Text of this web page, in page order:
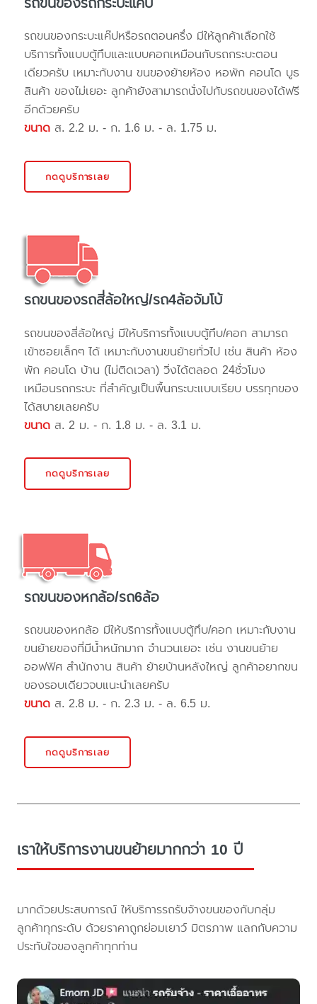
รถขนของกระบะแค๊ปหรือรถตอนครึ่ง มีให้ลูกค้าเลือกใช้
บริการทั้งแบบตู้ทึบและแบบคอกเหมือนกับรถกระบะตอน
เดียวครับ เหมาะกับงาน ขนของย้ายห้อง หอพัก คอนโด บูธ
สินค้า ของไม่เยอะ ลูกค้ายังสามารถนั่งไปกับรถขนของได้ฟรี
อีกด้วยครับ
ขนาด ส. 2.2 ม. - ก. 1.6 ม. - ล. 1.75 ม.
กดดูบริการเลย
รถขนของรถสี่ล้อใหญ่/รถ4ล้อจัมโบ้
รถขนของสี่ล้อใหญ่ มีให้บริการทั้งแบบตู้ทึบ/คอก สามารถ
เข้าซอยเล็กๆ ได้ เหมาะกับงานขนย้ายทั่วไป เช่น สินค้า ห้อง
พัก คอนโด บ้าน (ไม่ติดเวลา) วิ่งได้ตลอด 24ชั่วโมง
เหมือนรถกระบะ ที่สำคัญเป็นพื้นกระบะแบบเรียบ บรรทุกของ
ได้สบายเลยครับ
ขนาด ส. 2 ม. - ก. 1.8 ม. - ล. 3.1 ม.
กดดูบริการเลย
รถขนของหกล้อ/รถ6ล้อ
รถขนของหกล้อ มีให้บริการทั้งแบบตู้ทึบ/คอก เหมาะกับงาน
ขนย้ายของที่มีน้ำหนักมาก จำนวนเยอะ เช่น งานขนย้าย
ออฟฟิศ สำนักงาน สินค้า ย้ายบ้านหลังใหญ่ ลูกค้าอยากขน
ของรอบเดียวจบแนะนำเลยครับ
ขนาด ส. 2.8 ม. - ก. 2.3 ม. - ล. 6.5 ม.
กดดูบริการเลย
เราให้บริการงานขนย้ายมากกว่า 10 ปี
มากด้วยประสบการณ์ ให้บริการรถรับจ้างขนของกับกลุ่ม
ลูกค้าทุกระดับ ด้วยราคาถูกย่อมเยาว์ มิตรภาพ แลกกับความ
ประทับใจของลูกค้าทุกท่าน